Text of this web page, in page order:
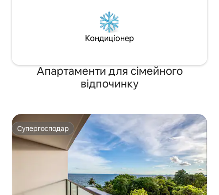
Кондиціонер
Апартаменти для сімейного
відпочинку
Супергосподар
Супергосподар